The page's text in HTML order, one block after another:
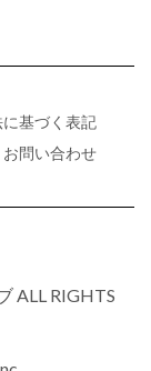
基づく表記
お問い合わせ
ALL RIGHTS